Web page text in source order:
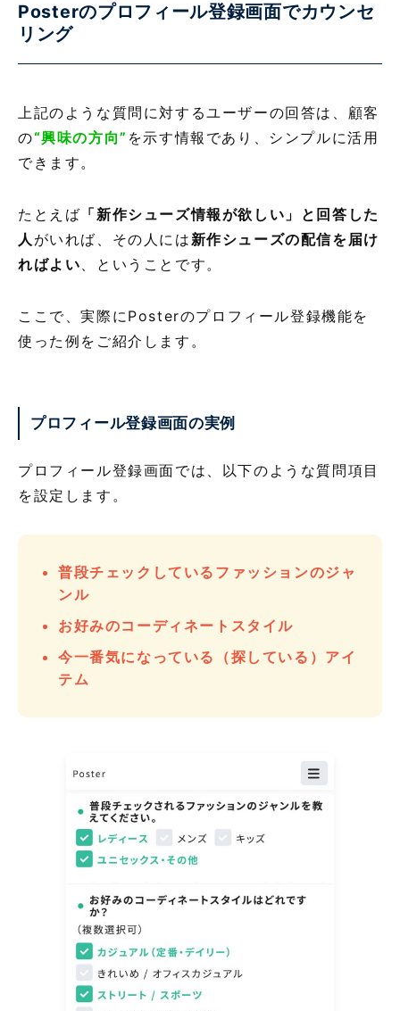
Posterのプロフィール登録画面でカウンセ
リング
上記のような質問に対するユーザーの回答は、顧客
の“興味の方向” を示す情報であり、シンプルに活用
できます。
たとえば 「新作シューズ情報が欲しい」と回答した
人 がいれば、その人には新作シューズの配信を届け
ればよい、ということです。
ここで、実際にPosterのプロフィール登録機能を
使った例をご紹介します。
プロフィール登録画面の実例
プロフィール登録画面では、以下のような質問項目
を設定します。
普段チェックしているファッションのジャ
ンル
お好みのコーディネートスタイル
今一番気になっている（探している）アイ
テム